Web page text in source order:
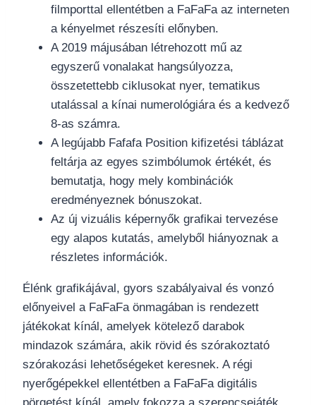
filmporttal ellentétben a FaFaFa az interneten
a kényelmet részesíti előnyben.
A 2019 májusában létrehozott mű az
egyszerű vonalakat hangsúlyozza,
összetettebb ciklusokat nyer, tematikus
utalással a kínai numerológiára és a kedvező
8-as számra.
A legújabb Fafafa Position kifizetési táblázat
feltárja az egyes szimbólumok értékét, és
bemutatja, hogy mely kombinációk
eredményeznek bónuszokat.
Az új vizuális képernyők grafikai tervezése
egy alapos kutatás, amelyből hiányoznak a
részletes információk.
Élénk grafikájával, gyors szabályaival és vonzó
előnyeivel a FaFaFa önmagában is rendezett
játékokat kínál, amelyek kötelező darabok
mindazok számára, akik rövid és szórakoztató
szórakozási lehetőségeket keresnek. A régi
nyerőgépekkel ellentétben a FaFaFa digitális